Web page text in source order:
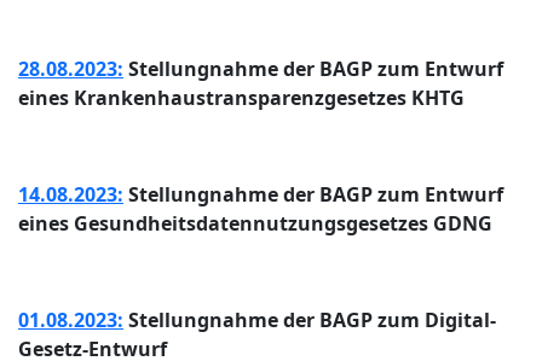
28.08.2023: Stellungnahme der BAGP zum Entwurf
eines Krankenhaustransparenzgesetzes KHTG
14.08.2023: Stellungnahme der BAGP zum Entwurf
eines Gesundheitsdatennutzungsgesetzes GDNG
01.08.2023: Stellungnahme der BAGP zum Digital-
Gesetz-Entwurf